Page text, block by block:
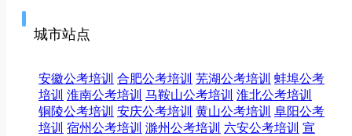
城市站点
安徽公考培训 合肥公考培训 芜湖公考培训 蚌埠公考
培训 淮南公考培训 马鞍山公考培训 淮北公考培训
铜陵公考培训 安庆公考培训 黄山公考培训 阜阳公考
培训 宿州公考培训 滁州公考培训 六安公考培训 宣